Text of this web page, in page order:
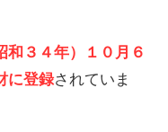
和３４年）１０月６
に登録されていま